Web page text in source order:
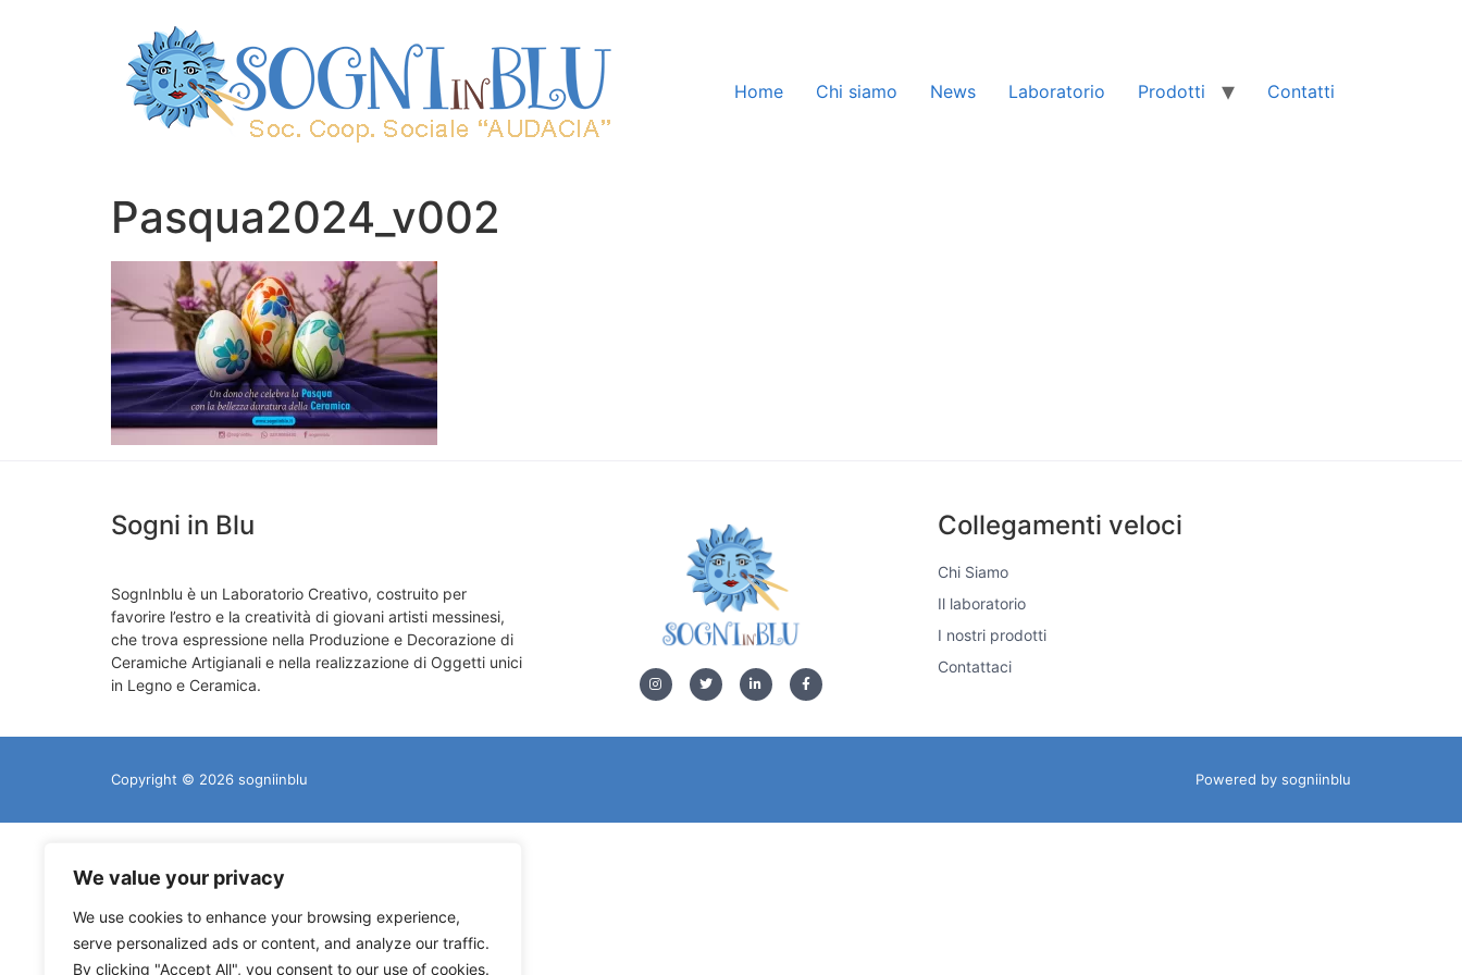
We value your privacy
We use cookies to enhance your browsing experience,
serve personalized ads or content, and analyze our traffic.
By clicking "Accept All", you consent to our use of cookies.
Home Chi siamo News Laboratorio Prodotti Contatti
Pasqua2024_v002
Sogni in Blu
SognInblu è un Laboratorio Creativo, costruito per
favorire l’estro e la creatività di giovani artisti messinesi,
che trova espressione nella Produzione e Decorazione di
Ceramiche Artigianali e nella realizzazione di Oggetti unici
in Legno e Ceramica.
Collegamenti veloci
Chi Siamo
Il laboratorio
I nostri prodotti
Contattaci
Copyright © 2026 sogniinblu Powered by sogniinblu